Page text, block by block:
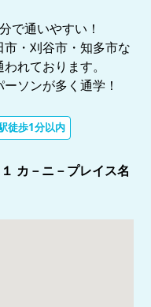
で通いやすい！
・刈谷市・知多市な
れております。
ソンが多く通学！
徒歩1分以内
カ－ニ－プレイス名